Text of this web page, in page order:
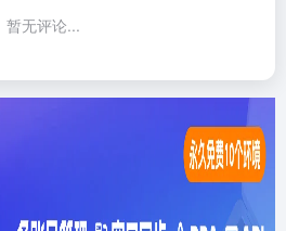
暂无评论...